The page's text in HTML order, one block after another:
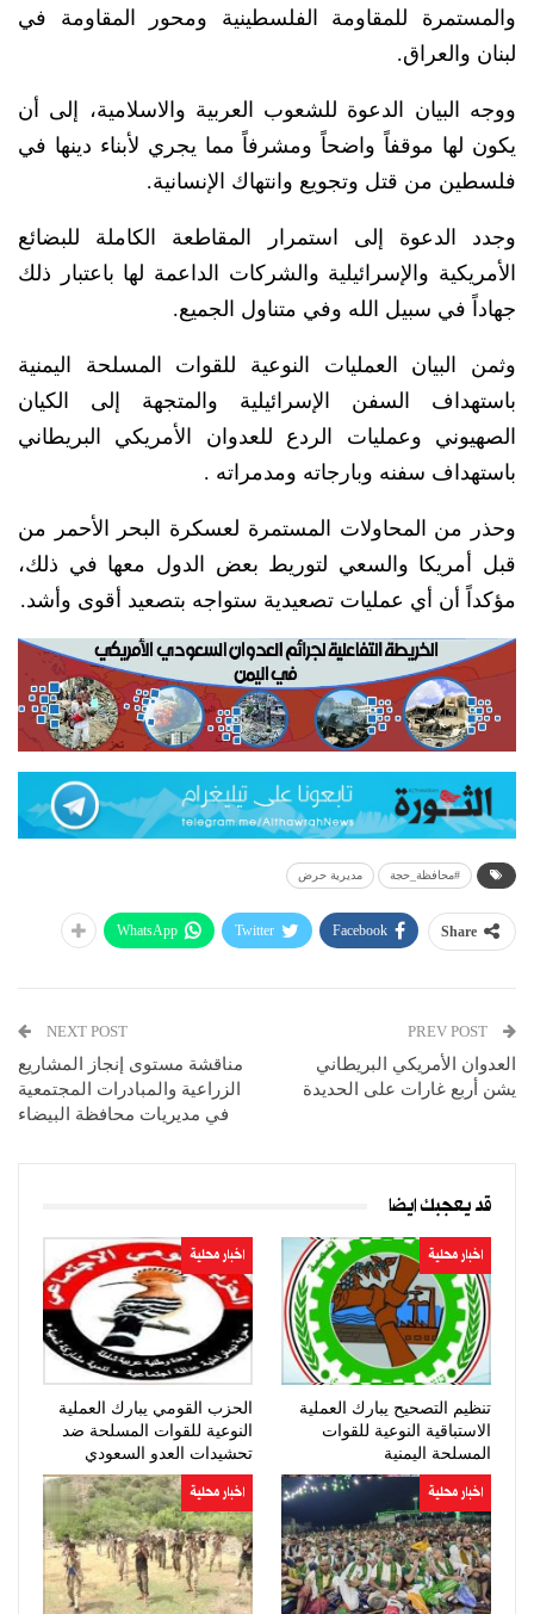
والمستمرة للمقاومة الفلسطينية ومحور المقاومة في
لبنان والعراق.
ووجه البيان الدعوة للشعوب العربية والاسلامية، إلى أن
يكون لها موقفاً واضحاً ومشرفاً مما يجري لأبناء دينها في
فلسطين من قتل وتجويع وانتهاك الإنسانية.
وجدد الدعوة إلى استمرار المقاطعة الكاملة للبضائع
الأمريكية والإسرائيلية والشركات الداعمة لها باعتبار ذلك
جهاداً في سبيل الله وفي متناول الجميع.
وثمن البيان العمليات النوعية للقوات المسلحة اليمنية
باستهداف السفن الإسرائيلية والمتجهة إلى الكيان
الصهيوني وعمليات الردع للعدوان الأمريكي البريطاني
باستهداف سفنه وبارجاته ومدمراته .
وحذر من المحاولات المستمرة لعسكرة البحر الأحمر من
قبل أمريكا والسعي لتوريط بعض الدول معها في ذلك،
مؤكداً أن أي عمليات تصعيدية ستواجه بتصعيد أقوى وأشد.
#محافظة_حجة مديرية حرض
Share
Facebook
Twitter
WhatsApp
العدوان الأمريكي البريطاني
يشن أربع غارات على الحديدة
NEXT POST
مناقشة مستوى إنجاز المشاريع
الزراعية والمبادرات المجتمعية
في مديريات محافظة البيضاء
قد يعجبك ايضا
اخبار محلية
تنظيم التصحيح يبارك العملية
الاستباقية النوعية للقوات
المسلحة اليمنية
اخبار محلية
الحزب القومي يبارك العملية
النوعية للقوات المسلحة ضد
تحشيدات العدو السعودي
اخبار محلية اخبار محلية